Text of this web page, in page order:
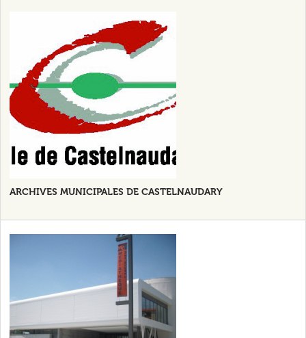
ARCHIVES MUNICIPALES DE CASTELNAUDARY